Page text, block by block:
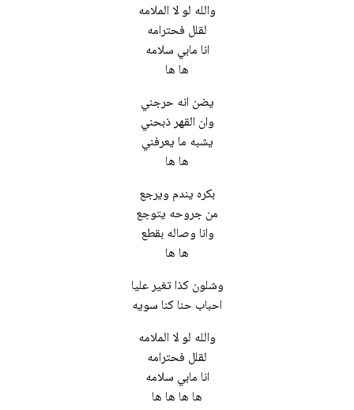
والله لو لا الملامه
لقلل فحترامه
انا مابي سلامه
ها ها
يضن انه حرجني
وان القهر ذبحني
يشبه ما يعرفني
ها ها
بكره يندم ويرجع
من جروحه يتوجع
وانا وصاله بقطع
ها ها
وشلون كذا تغير عليا
احباب حنا كنا سويه
والله لو لا الملامه
لقلل فحترامه
انا مابي سلامه
ها ها ها ها